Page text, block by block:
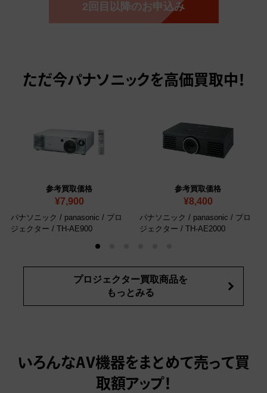
2回目以降のお申込み
ただ今パナソニックを高価買取中！
参考買取価格
¥7,900
パナソニック / panasonic / プロ
ジェクター / TH-AE900
参考買取価格
¥8,400
パナソニック / panasonic / プロ
ジェクター / TH-AE2000
プロジェクター買取商品を
もっとみる
いろんなAV機器をまとめて売って買
取額アップ！